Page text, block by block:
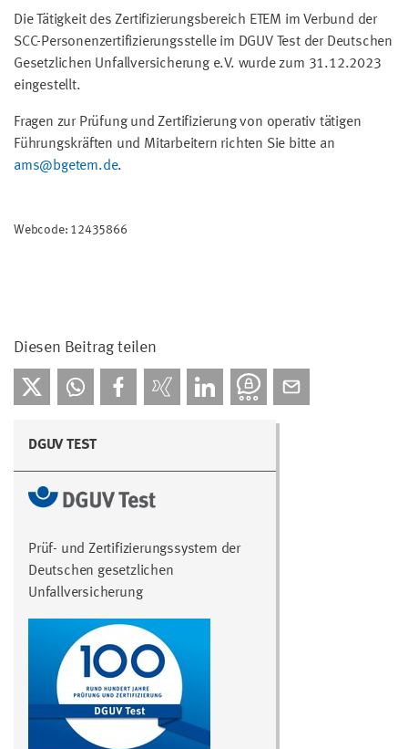
Die Tätigkeit des Zertifizierungsbereich ETEM im Verbund der
SCC-Personenzertifizierungsstelle im DGUV Test der Deutschen
Gesetzlichen Unfallversicherung e.V. wurde zum 31.12.2023
eingestellt.
Fragen zur Prüfung und Zertifizierung von operativ tätigen
Führungskräften und Mitarbeitern richten Sie bitte an
ams@bgetem.de.
Webcode: 12435866
Diesen Beitrag teilen
DGUV TEST
Prüf- und Zertifizierungssystem der
Deutschen gesetzlichen
Unfallversicherung